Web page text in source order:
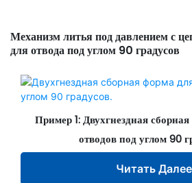
Механизм литья под давлением с
для отвода под углом 90 градусов
Пример 1: Двухгнездная
отводов под углом 90
Читать Далее